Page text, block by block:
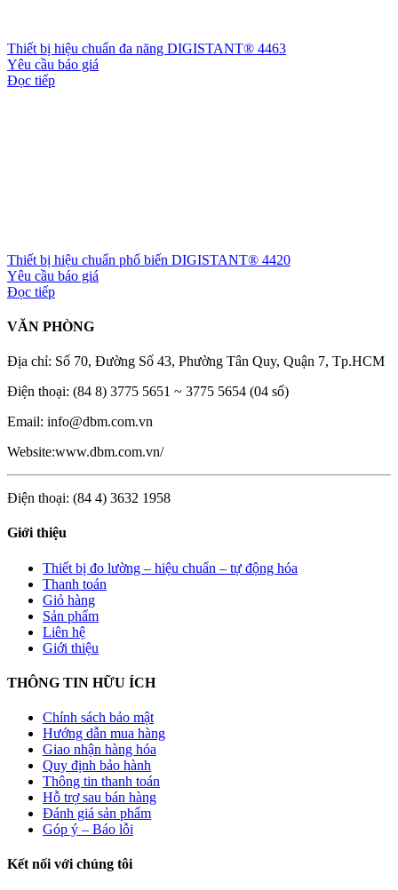
Thiết bị hiệu chuẩn đa năng DIGISTANT® 4463
Yêu cầu báo giá
Đọc tiếp
Thiết bị hiệu chuẩn phổ biến DIGISTANT® 4420
Yêu cầu báo giá
Đọc tiếp
VĂN PHÒNG
Địa chỉ: Số 70, Đường Số 43, Phường Tân Quy, Quận 7, Tp.HCM
Điện thoại: (84 8) 3775 5651 ~ 3775 5654 (04 số)
Email: info@dbm.com.vn
Website:www.dbm.com.vn/
Điện thoại: (84 4) 3632 1958
Giới thiệu
Thiết bị đo lường – hiệu chuẩn – tự động hóa
Thanh toán
Giỏ hàng
Sản phẩm
Liên hệ
Giới thiệu
THÔNG TIN HỮU ÍCH
Chính sách bảo mật
Hướng dẫn mua hàng
Giao nhận hàng hóa
Quy định bảo hành
Thông tin thanh toán
Hỗ trợ sau bán hàng
Đánh giá sản phẩm
Góp ý – Báo lỗi
Kết nối với chúng tôi